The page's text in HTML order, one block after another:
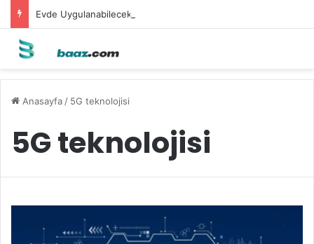
Evde Uygulanabilecek Leke Karşıtı Maskeler
Anasayfa / 5G teknolojisi
5G teknolojisi